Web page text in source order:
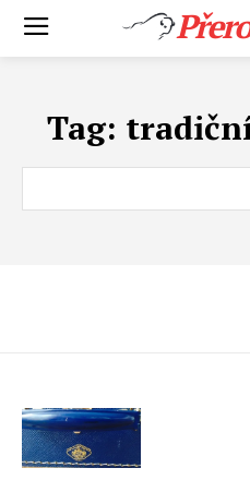
Tag: